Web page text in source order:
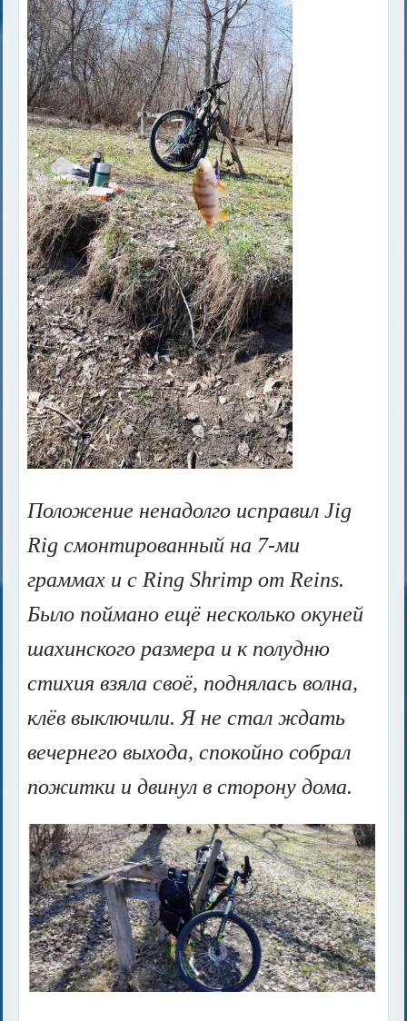
Положение ненадолго исправил Jig
Rig смонтированный на 7-ми
граммах и с Ring Shrimp от Reins.
Было поймано ещё несколько окуней
шахинского размера и к полудню
стихия взяла своё, поднялась волна,
клёв выключили. Я не стал ждать
вечернего выхода, спокойно собрал
пожитки и двинул в сторону дома.